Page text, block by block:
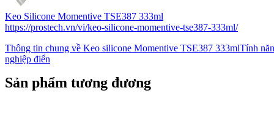
Keo Silicone Momentive TSE387 333ml
https://prostech.vn/vi/keo-silicone-momentive-tse387-333ml/
Thông tin chung về Keo silicone Momentive TSE387 333mlTính
nghiệp điển
Sản phẩm tương đương